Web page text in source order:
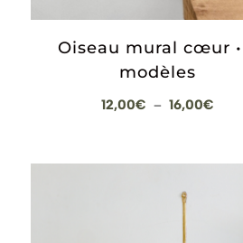
Oiseau mural cœur
modèles
12,00€ – 16,00€Plage